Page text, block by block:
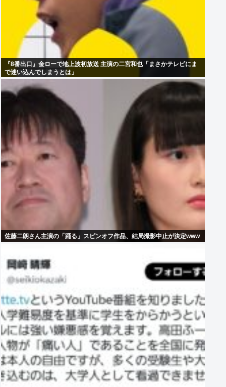
『8番出口』金ローで地上波初放送 主演の二宮和也「まさかテレビにま
で迷い込んでしまうとは」
佐藤二朗さん主演の「踊る」スピンオフ作品、結局撮影中止が決定www